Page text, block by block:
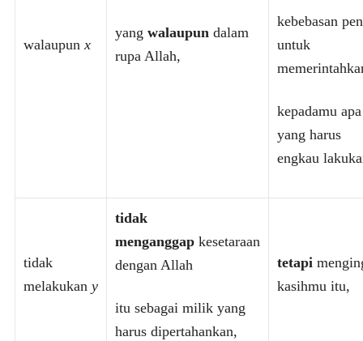
walaupunx
yang walaupundalam
rupa Allah,
kebebasan
untuk
kepadamu apa
yang harus
engkau
tidak
melakukan y
tidak
menganggapkesetaraan
dengan Allah
itu sebagai milik yang
harus dipertahankan,
tetapi
kasihmu itu,